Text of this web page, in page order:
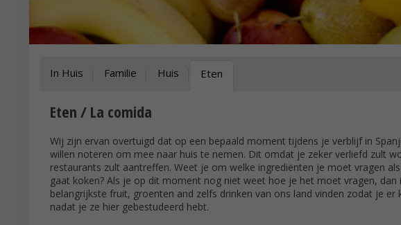
In Huis Familie Huis Eten
Eten / La comida
Wij zijn ervan overtuigd dat op een bepaald moment tijdens je verblijf in
willen noteren om mee naar huis te nemen. Dit omdat je zeker verliefd zult
restaurants zult aantreffen. Weet je om welke ingrediënten je moet vragen
gaat koken? Als je op dit moment nog niet weet hoe je het moet vragen,
belangrijkste fruit, groenten and zelfs drinken van ons land vinden zodat je
nadat je ze hier gebestudeerd hebt.